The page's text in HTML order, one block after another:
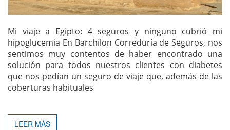
Mi viaje a Egipto: 4 seguros y ninguno cubrió mi
hipoglucemia En Barchilon Correduría de Seguros, nos
sentimos muy contentos de haber encontrado una
solución para todos nuestros clientes con diabetes
que nos pedían un seguro de viaje que, además de las
coberturas habituales
LEER MÁS